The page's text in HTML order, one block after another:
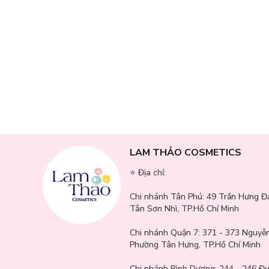
LAM THẢO COSMETICS
⭐️ Địa chỉ:
Chi nhánh Tân Phú: 49 Trần Hưng
Tân Sơn Nhì, TP.Hồ Chí Minh
Chi nhánh Quận 7: 371 - 373
Phường Tân Hưng, TP.Hồ Chí Minh